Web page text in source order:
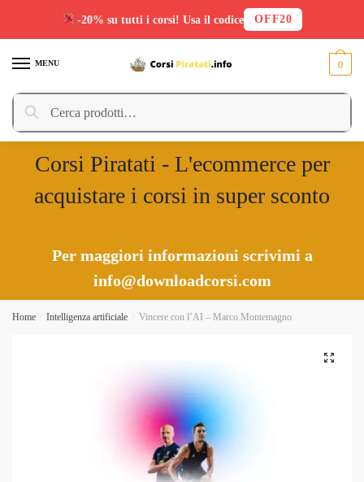
MENU
Cerca:
Cerca
0
Corsi Piratati - L'ecommerce per
acquistare i corsi in super sconto
Per maggiori informazioni scrivimi a
info@downloadcorsi.com
Home Intelligenza artificiale Vincere con l’AI – Marco Montemagno
-20% su tutti i corsi! Usa il codice OFF20